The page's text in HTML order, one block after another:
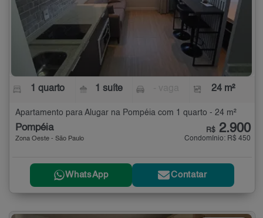
1 quarto 1 suíte 24 m²
Apartamento para Alugar na Pompéia com 1 quarto - 24 m²
Pompéia
Zona Oeste - São Paulo
R$ 2.900
Condomínio: R$ 450
WhatsApp Contatar